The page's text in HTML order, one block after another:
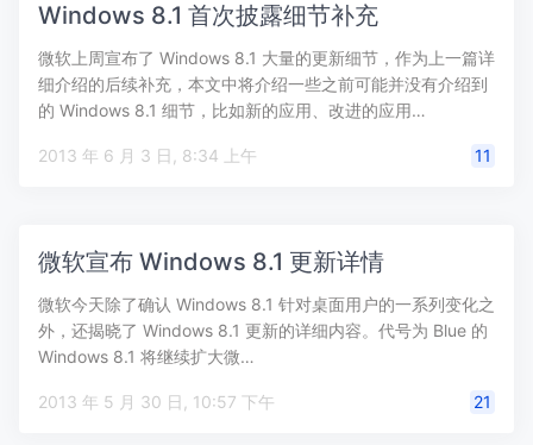
Windows 8.1 首次披露细节补充
微软上周宣布了 Windows 8.1 大量的更新细节，作为上一篇详
细介绍的后续补充，本文中将介绍一些之前可能并没有介绍到
的 Windows 8.1 细节，比如新的应用、改进的应用…
2013 年 6 月 3 日, 8:34 上午 11
微软宣布 Windows 8.1 更新详情
微软今天除了确认 Windows 8.1 针对桌面用户的一系列变化之
外，还揭晓了 Windows 8.1 更新的详细内容。代号为 Blue 的
Windows 8.1 将继续扩大微…
2013 年 5 月 30 日, 10:57 下午 21